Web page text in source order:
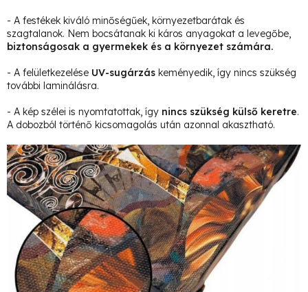
- A festékek kiváló minőségűek, környezetbarátak és
szagtalanok. Nem bocsátanak ki káros anyagokat a levegőbe,
biztonságosak a gyermekek és a környezet számára.
- A felületkezelése UV-sugárzás keményedik, így nincs szükség
további laminálásra.
- A kép szélei is nyomtatottak, így nincs szükség külső keretre.
A dobozból történő kicsomagolás után azonnal akasztható.